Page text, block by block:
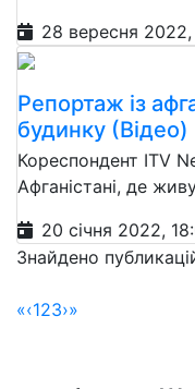
28 вересня 2022,
Репортаж із
будинку (Відео)
Кореспондент ITV
Афганістані, де
20 січня 2022,
Знайдено
«‹123›»